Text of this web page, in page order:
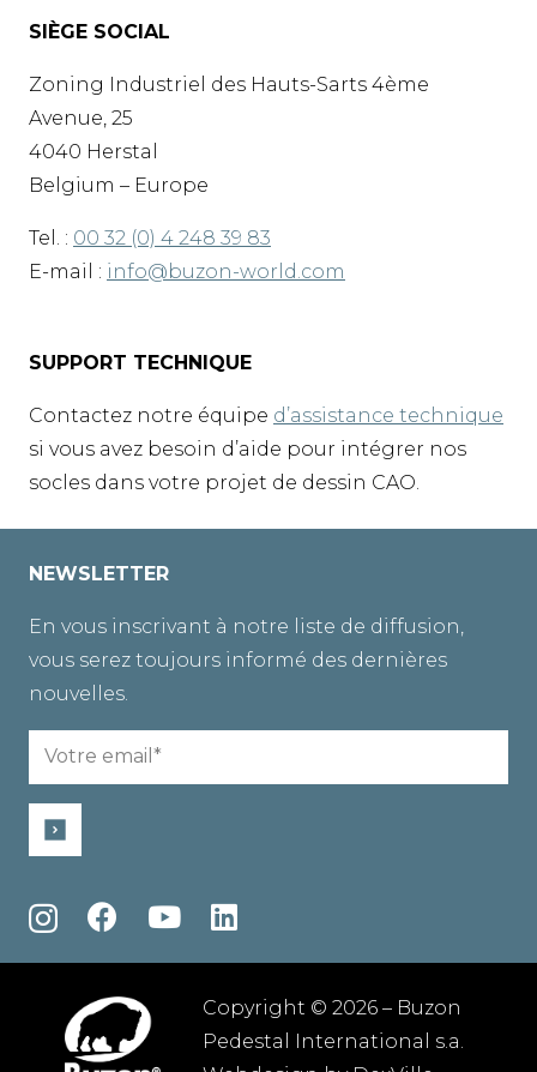
SIÈGE SOCIAL
Zoning Industriel des Hauts-Sarts 4ème
Avenue, 25
4040 Herstal
Belgium – Europe
Tel. : 00 32 (0) 4 248 39 83
E-mail : info@buzon-world.com
SUPPORT TECHNIQUE
Contactez notre équipe d’assistance technique
si vous avez besoin d’aide pour intégrer nos
socles dans votre projet de dessin CAO.
NEWSLETTER
En vous inscrivant à notre liste de diffusion,
vous serez toujours informé des dernières
nouvelles.
Email
Copyright © 2026 – Buzon
Pedestal International s.a.